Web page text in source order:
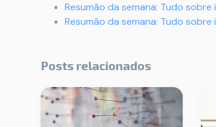
Resumão da semana: Tudo
Resumão da semana: Tudo
Posts relacionados